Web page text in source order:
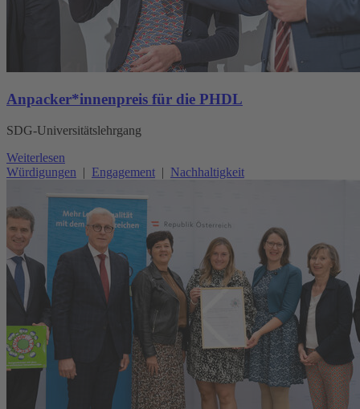
Anpacker*innenpreis für die PHDL
SDG-Universitätslehrgang
Weiterlesen
Würdigungen | Engagement | Nachhaltigkeit